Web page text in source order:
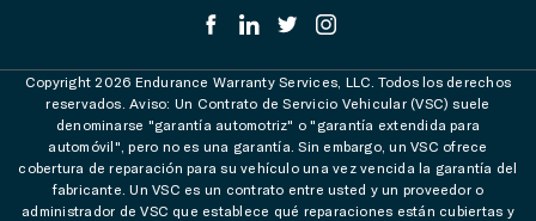
Copyright 2026 Endurance Warranty Services, LLC. Todos los derechos
reservados. Aviso: Un Contrato de Servicio Vehicular (VSC) suele
denominarse "garantía automotriz" o "garantía extendida para
automóvil", pero no es una garantía. Sin embargo, un VSC ofrece
cobertura de reparación para su vehículo una vez vencida la garantía del
fabricante. Un VSC es un contrato entre usted y un proveedor o
administrador de VSC que establece qué reparaciones están cubiertas y